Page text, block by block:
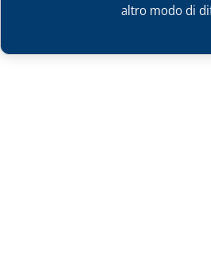
altro modo di